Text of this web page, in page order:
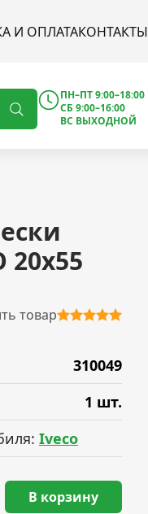
И ОПЛАТАКОНТАКТЫ
ПН–ПТ 9:00–18:00
СБ 9:00–16:00
ВС ВЫХОДНОЙ
товар
310049
1 шт.
Iveco
В корзину